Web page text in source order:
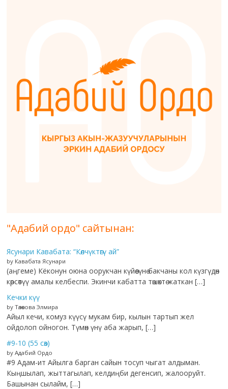
"Адабий ордо" сайтынан:
Ясунари Кавабата: “Көлчүктөгү ай”
by Кавабата Ясунари
(аңгеме) Кёконун оюна оорукчан күйөөсүнө бакчаны кол күзгүдөн
көрсөтүү амалы келбеспи. Экинчи кабатта төшөктө жаткан […]
Кечки күү
by Төлөкова Элмира
Айыл кечи, комуз күүсү мукам бир, кылын тартып жел
ойдолоп ойногон. Түмөн үнү аба жарып, […]
#9-10 (55 сөз)
by Адабий Ордо
#9 Адам-ит Айылга барган сайын тосуп чыгат алдыман.
Кыңшылап, жыттагылап, келдиңби дегенсип, жалооруйт.
Башынан сылайм, […]